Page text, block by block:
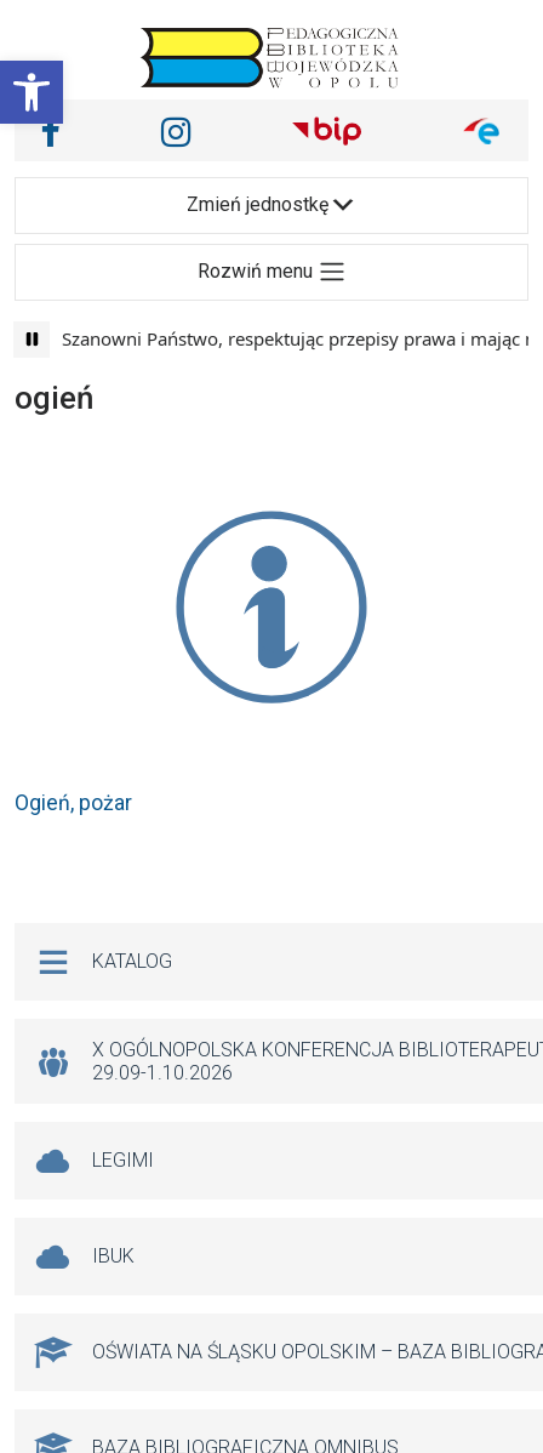
Otwórz pasek narzędzi
Main Navigation
Nasze media społecznościowe i inne
Facebook Instagram
Zmień jednostkę
Rozwiń menu
Szanowni Państwo, respektując przepisy prawa i mając
ogień
Ogień, pożar
KATALOG
X OGÓLNOPOLSKA KONFERENCJA
29.09-1.10.2026
LEGIMI
IBUK
OŚWIATA NA ŚLĄSKU OPOLSKIM – BAZA
BAZA BIBLIOGRAFICZNA OMNIBUS